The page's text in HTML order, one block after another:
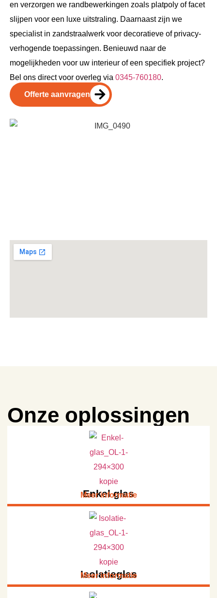
en verzorgen we randbewerkingen zoals platpoly of facet
slijpen voor een luxe uitstraling. Daarnaast zijn we
specialist in zandstraalwerk voor decoratieve of privacy-
verhogende toepassingen. Benieuwd naar de
mogelijkheden voor uw interieur of een specifiek project?
Bel ons direct voor overleg via 0345-760180.
Offerte aanvragen
Onze oplossingen
Enkel glas
Meer informatie
Isolatieglas
Meer informatie